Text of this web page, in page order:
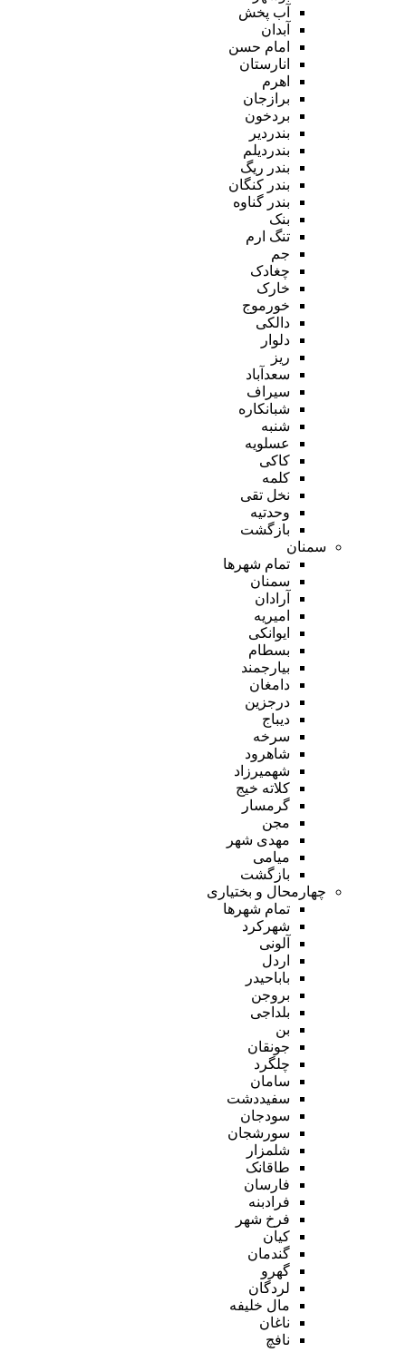
آب پخش
آبدان
امام حسن
انارستان
اهرم
برازجان
بردخون
بندردیر
بندردیلم
بندر ریگ
بندر کنگان
بندر گناوه
بنک
تنگ ارم
جم
چغادک
خارک
خورموج
دالکی
دلوار
ریز
سعدآباد
سیراف
شبانکاره
شنبه
عسلویه
کاکی
کلمه
نخل تقی
وحدتیه
بازگشت
سمنان
تمام شهر‌ها
سمنان
آرادان
امیریه
ایوانکی
بسطام
بیارجمند
دامغان
درجزین
دیباج
سرخه
شاهرود
شهمیرزاد
کلاته خیج
گرمسار
مجن
مهدی شهر
میامی
بازگشت
چهارمحال و بختیاری
تمام شهر‌ها
شهرکرد
آلونی
اردل
باباحیدر
بروجن
بلداجی
بن
جونقان
چلگرد
سامان
سفیددشت
سودجان
سورشجان
شلمزار
طاقانک
فارسان
فرادبنه
فرخ شهر
کیان
گندمان
گهرو
لردگان
مال خلیفه
ناغان
نافچ